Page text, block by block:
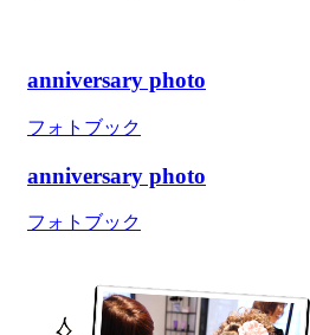
anniversary photo
フォトブック
anniversary photo
フォトブック